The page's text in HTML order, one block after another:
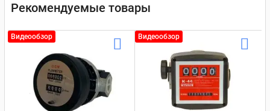
Рекомендуемые товары
Видеообзор Видеообзор